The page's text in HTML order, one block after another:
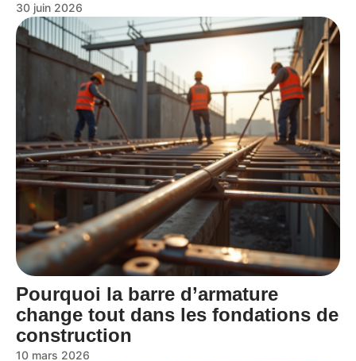
30 juin 2026
Pourquoi la barre d’armature
change tout dans les fondations de
construction
10 mars 2026